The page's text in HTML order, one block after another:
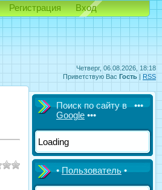
Четверг, 06.08.2026, 18:18
Приветствую Вас Гость | RSS
Регистрация Вход
Поиск по сайту в •••
Google •••
Loading
•Пользователь•